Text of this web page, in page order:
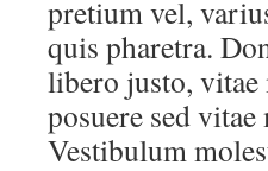
pretium vel,
quis pharetra.
libero justo,
posuere sed
Vestibulum